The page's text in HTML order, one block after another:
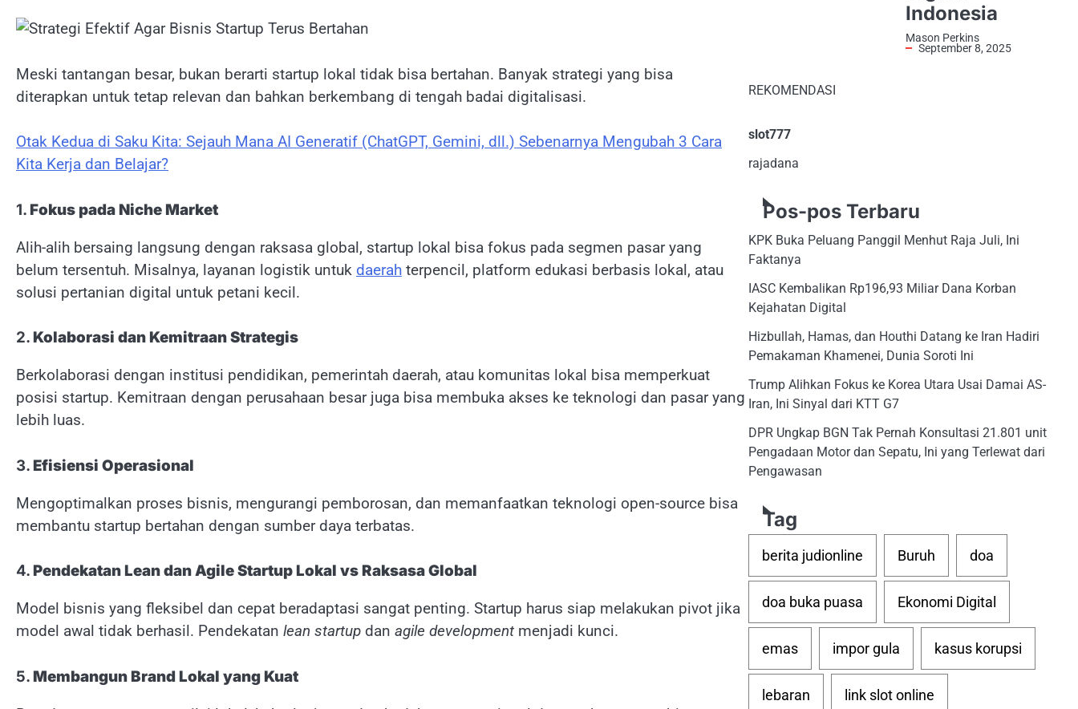
Meski tantangan besar, bukan berarti startup lokal tidak bisa bertahan. Banyak strategi yang bisa
diterapkan untuk tetap relevan dan bahkan berkembang di tengah badai digitalisasi.
Otak Kedua di Saku Kita: Sejauh Mana AI Generatif (ChatGPT, Gemini, dll.) Sebenarnya Mengubah 3 Cara
Kita Kerja dan Belajar?
1.Fokus pada Niche Market
Alih-alih bersaing langsung dengan raksasa global, startup lokal bisa fokus pada segmen pasar yang
belum tersentuh. Misalnya, layanan logistik untuk daerah terpencil, platform edukasi berbasis lokal, atau
solusi pertanian digital untuk petani kecil.
2.Kolaborasi dan Kemitraan Strategis
Berkolaborasi dengan institusi pendidikan, pemerintah daerah, atau komunitas lokal bisa memperkuat
posisi startup. Kemitraan dengan perusahaan besar juga bisa membuka akses ke teknologi dan pasar yang
lebih luas.
3.Efisiensi Operasional
Mengoptimalkan proses bisnis, mengurangi pemborosan, dan memanfaatkan teknologi open-source bisa
membantu startup bertahan dengan sumber daya terbatas.
4.Pendekatan Lean dan Agile Startup Lokal vs Raksasa Global
Model bisnis yang fleksibel dan cepat beradaptasi sangat penting. Startup harus siap melakukan pivot jika
model awal tidak berhasil. Pendekatan lean startup dan agile development menjadi kunci.
5.Membangun Brand Lokal yang Kuat
Indonesia
Mason Perkins
September 8, 2025
REKOMENDASI
slot777
rajadana
Pos-pos Terbaru
KPK Buka Peluang Panggil Menhut Raja Juli, Ini
Faktanya
IASC Kembalikan Rp196,93 Miliar Dana Korban
Kejahatan Digital
Hizbullah, Hamas, dan Houthi Datang ke Iran Hadiri
Pemakaman Khamenei, Dunia Soroti Ini
Trump Alihkan Fokus ke Korea Utara Usai Damai AS-
Iran, Ini Sinyal dari KTT G7
DPR Ungkap BGN Tak Pernah Konsultasi 21.801 unit
Pengadaan Motor dan Sepatu, Ini yang Terlewat dari
Pengawasan
Tag
berita judionline Buruh doa
doa buka puasa Ekonomi Digital
emas impor gula kasus korupsi
lebaran link slot online